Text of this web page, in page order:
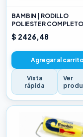
BAMBIN | RODILLO
POLIESTER
$ 2426,48
Agregar al carrito
Vista
rápida
Ver